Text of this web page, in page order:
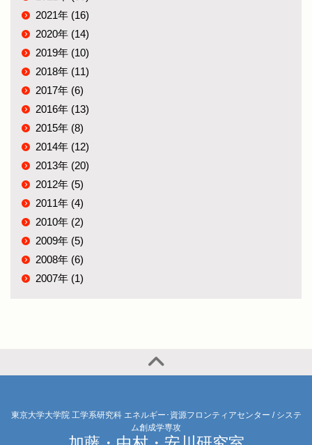
2021年 (16)
2020年 (14)
2019年 (10)
2018年 (11)
2017年 (6)
2016年 (13)
2015年 (8)
2014年 (12)
2013年 (20)
2012年 (5)
2011年 (4)
2010年 (2)
2009年 (5)
2008年 (6)
2007年 (1)
東京大学大学院 工学系研究科 エネルギー･資源フロンティアセンター / システ
ム創成学専攻